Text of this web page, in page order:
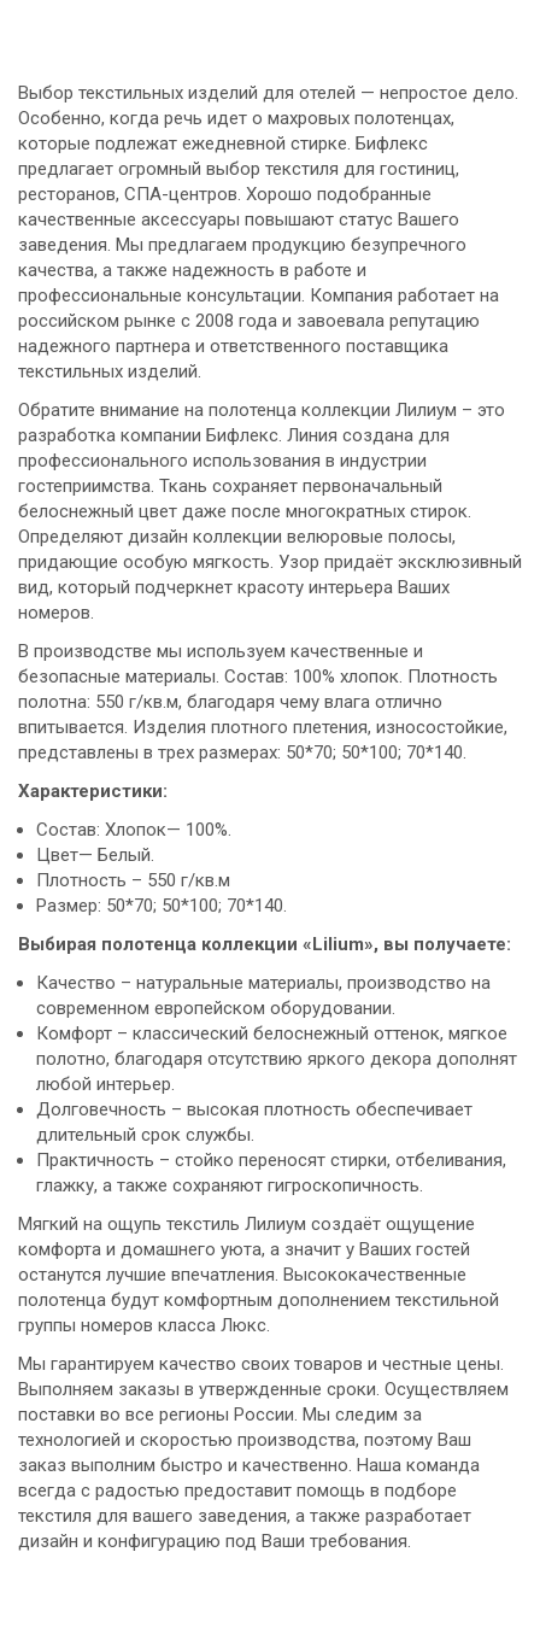
Выбор текстильных изделий для отелей — непростое дело.
Особенно, когда речь идет о махровых полотенцах,
которые подлежат ежедневной стирке. Бифлекс
предлагает огромный выбор текстиля для гостиниц,
ресторанов, СПА-центров. Хорошо подобранные
качественные аксессуары повышают статус Вашего
заведения. Мы предлагаем продукцию безупречного
качества, а также надежность в работе и
профессиональные консультации. Компания работает на
российском рынке с 2008 года и завоевала репутацию
надежного партнера и ответственного поставщика
текстильных изделий.
Обратите внимание на полотенца коллекции Лилиум – это
разработка компании Бифлекс. Линия создана для
профессионального использования в индустрии
гостеприимства. Ткань сохраняет первоначальный
белоснежный цвет даже после многократных стирок.
Определяют дизайн коллекции велюровые полосы,
придающие особую мягкость. Узор придаёт эксклюзивный
вид, который подчеркнет красоту интерьера Ваших
номеров.
В производстве мы используем качественные и
безопасные материалы. Состав: 100% хлопок. Плотность
полотна: 550 г/кв.м, благодаря чему влага отлично
впитывается. Изделия плотного плетения, износостойкие,
представлены в трех размерах: 50*70; 50*100; 70*140.
Характеристики:
Состав: Хлопок— 100%.
Цвет— Белый.
Плотность – 550 г/кв.м
Размер: 50*70; 50*100; 70*140.
Выбирая полотенца коллекции «Lilium», вы получаете:
Качество – натуральные материалы, производство на
современном европейском оборудовании.
Комфорт – классический белоснежный оттенок, мягкое
полотно, благодаря отсутствию яркого декора дополнят
любой интерьер.
Долговечность – высокая плотность обеспечивает
длительный срок службы.
Практичность – стойко переносят стирки, отбеливания,
глажку, а также сохраняют гигроскопичность.
Мягкий на ощупь текстиль Лилиум создаёт ощущение
комфорта и домашнего уюта, а значит у Ваших гостей
останутся лучшие впечатления. Высококачественные
полотенца будут комфортным дополнением текстильной
группы номеров класса Люкс.
Мы гарантируем качество своих товаров и честные цены.
Выполняем заказы в утвержденные сроки. Осуществляем
поставки во все регионы России. Мы следим за
технологией и скоростью производства, поэтому Ваш
заказ выполним быстро и качественно. Наша команда
всегда с радостью предоставит помощь в подборе
текстиля для вашего заведения, а также разработает
дизайн и конфигурацию под Ваши требования.